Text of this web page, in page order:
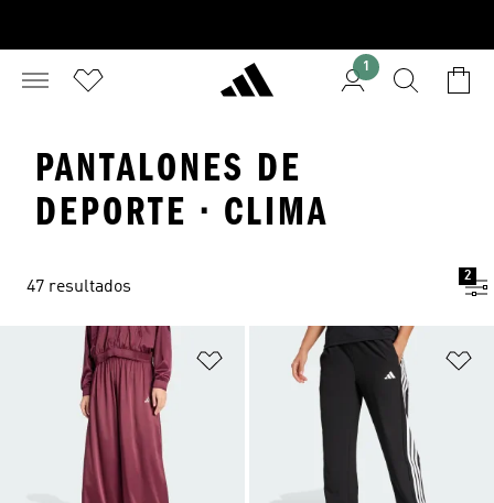
1
PANTALONES DE
DEPORTE · CLIMA
47 resultados
2
Añadir a la lista de deseos